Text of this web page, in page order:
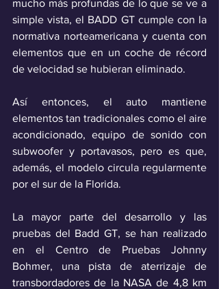
mucho más profundas de lo que se ve a
simple vista, el BADD GT cumple con la
normativa norteamericana y cuenta con
elementos que en un coche de récord
de velocidad se hubieran eliminado.
Así entonces, el auto mantiene
elementos tan tradicionales como el aire
acondicionado, equipo de sonido con
subwoofer y portavasos, pero es que,
además, el modelo circula regularmente
por el sur de la Florida.
La mayor parte del desarrollo y las
pruebas del Badd GT, se han realizado
en el Centro de Pruebas Johnny
Bohmer, una pista de aterrizaje de
transbordadores de la NASA de 4,8 km